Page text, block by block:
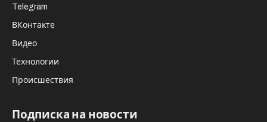
Telegram
ВКонтакте
Видео
Технологии
Происшествия
Подписка на новости